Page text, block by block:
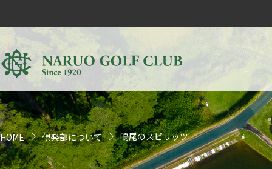
鳴尾の歴史
鳴尾の公式競技
HOME 倶楽部について 鳴尾のスピリッツ